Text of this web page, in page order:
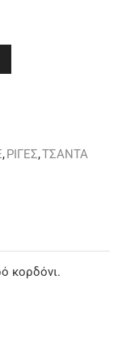
,ΡΙΓΕΣ,ΤΣΑΝΤΑ
κορδόνι.